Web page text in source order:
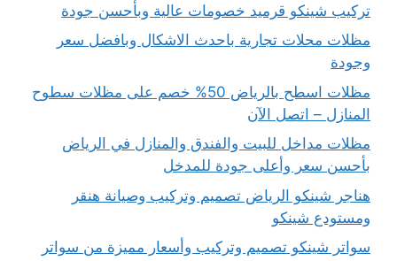
تركيب شينكو قرميد خصومات عالية وبأحسن جودة
مظلات محلات تجارية باحدث الاشكال وبافضل سعر
وجودة
مظلات اسطح بالرياض 50% خصم على مظلات سطوح
المنازل – اتصل الآن
مظلات مداخل للبيت والفندق والمنازل في الرياض
بأحسن سعر وأعلى جودة للمدخل
هناجر شينكو الرياض تصميم وتركيب وصيانة هنقر
ومستودع شينكو
سواتر شينكو تصميم وتركيب وأسعار مميزة من سواتر